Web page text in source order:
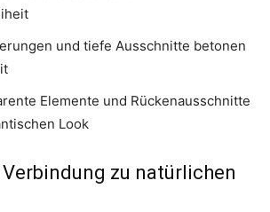
und tiefe Ausschnitte betonen
Elemente und Rückenausschnitte
Look
zu natürlichen